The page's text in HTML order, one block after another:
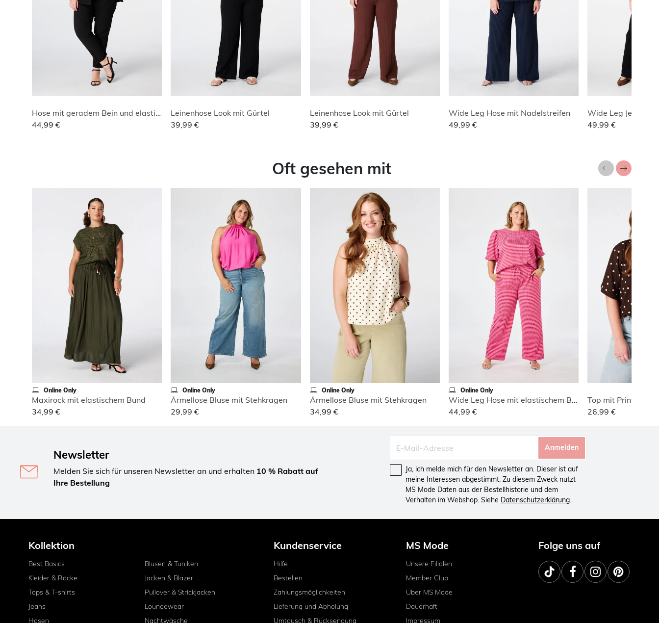
44,99 €
Leinenhose Look mit Gürtel
39,99 €
Leinenhose Look mit Gürtel
39,99 €
Wide Leg Hose mit Nadelstreifen
49,99 €
Wide Leg Jeans
49,99 €
Oft gesehen mit
Online Only
Maxirock mit elastischem Bund
34,99 €
Online Only
Ärmellose Bluse mit Stehkragen
29,99 €
Online Only
Ärmellose Bluse mit Stehkragen
34,99 €
Online Only
44,99 €
Top mit Print und
26,99 €
Newsletter
Melden Sie sich für unseren Newsletter an und erhalten 10 % Rabatt auf
Ihre Bestellung
Anmelden
Ja, ich melde mich für den Newsletter an. Dieser ist auf
meine Interessen abgestimmt. Zu diesem Zweck nutzt
MS Mode Daten aus der Bestellhistorie und dem
Verhalten im Webshop. Siehe Datenschutzerklärung.
Kollektion
Best Basics
Kleider & Röcke
Tops & T-shirts
Jeans
Hosen
Blusen & Tuniken
Jacken & Blazer
Pullover & Strickjacken
Loungewear
Nachtwäsche
Kundenservice
Hilfe
Bestellen
Zahlungsmöglichkeiten
Lieferung und Abholung
Umtausch & Rücksendung
MS Mode
Unsere Filialen
Member Club
Über MS Mode
Dauerhaft
Impressum
Folge uns auf